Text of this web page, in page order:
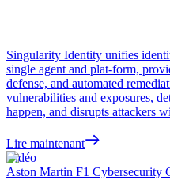
Singularity Identity unifies
single agent and plat-form,
defense, and automated
vulnerabilities and exposures,
happen, and disrupts attackers
Lire maintenant
Vidéo
Aston Martin F1 Cybersecurity